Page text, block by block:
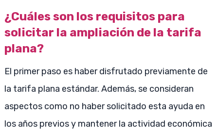
¿Cuáles son los requisitos para
solicitar la ampliación de la tarifa
plana?
El primer paso es haber disfrutado previamente de
la tarifa plana estándar. Además, se consideran
aspectos como no haber solicitado esta ayuda en
los años previos y mantener la actividad económica